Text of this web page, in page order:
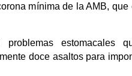
mínima de la AMB,
estomacales
doce asaltos para